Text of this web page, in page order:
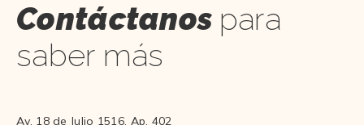
Contáctanos para
saber más
Av. 18 de Julio 1516, Ap. 402